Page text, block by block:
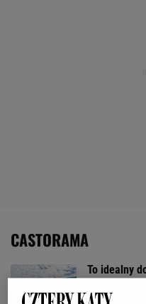
CASTORAMA
To idealny
Castoramie
szyku w